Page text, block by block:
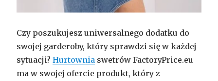
Czy poszukujesz uniwersalnego dodatku do
swojej garderoby, który sprawdzi się w każdej
sytuacji?Hurtownia swetrów FactoryPrice.eu
ma w swojej ofercie produkt, który z